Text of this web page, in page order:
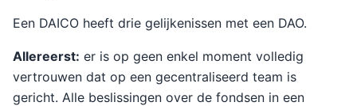
Een DAICO heeft drie gelijkenissen met een DAO.
Allereerst: er is op geen enkel moment volledig
vertrouwen dat op een gecentraliseerd team is
gericht. Alle beslissingen over de fondsen in een